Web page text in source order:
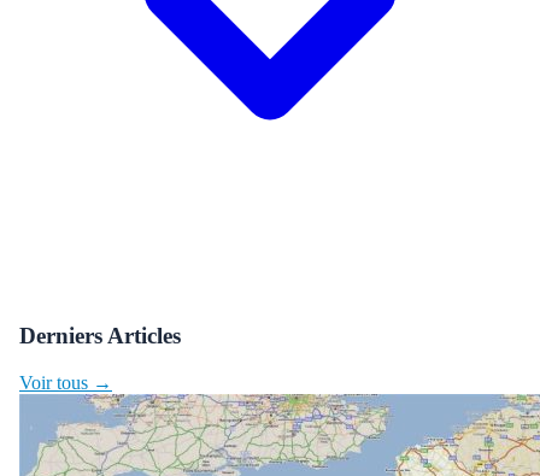
Derniers Articles
Voir tous →